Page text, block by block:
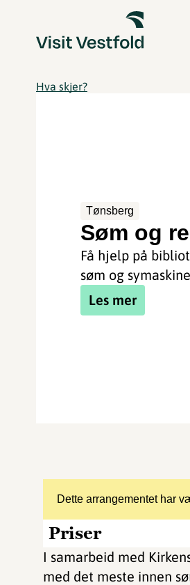
Hva skjer?
Tønsberg
Søm og
Få hjelp på
søm og
Les mer
Dette arrangementet har
Priser
I samarbeid med
med det meste innen